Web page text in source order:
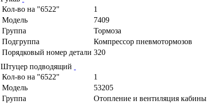
Кол-во на "6522"
1
Модель
7409
Группа
Тормоза
Подгруппа
Компрессор пневмотормозов
Порядковый номер детали 320
Штуцер подводящий
Кол-во на "6522"
1
Модель
53205
Группа
Отопление и вентиляция кабины